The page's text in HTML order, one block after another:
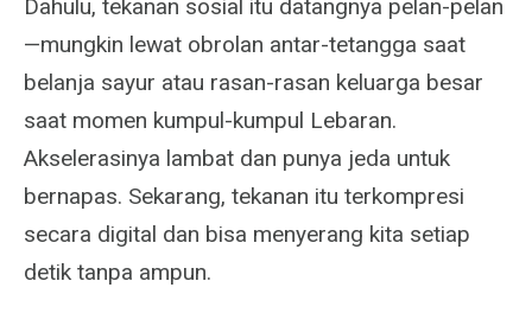
Dahulu, tekanan sosial itu datangnya pelan-pelan
—mungkin lewat obrolan antar-tetangga saat
belanja sayur atau rasan-rasan keluarga besar
saat momen kumpul-kumpul Lebaran.
Akselerasinya lambat dan punya jeda untuk
bernapas. Sekarang, tekanan itu terkompresi
secara digital dan bisa menyerang kita setiap
detik tanpa ampun.